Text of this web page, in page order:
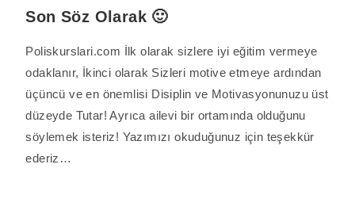
Son Söz Olarak 🙂
Poliskurslari.com İlk olarak sizlere iyi eğitim vermeye
odaklanır, İkinci olarak Sizleri motive etmeye ardından
üçüncü ve en önemlisi Disiplin ve Motivasyonunuzu üst
düzeyde Tutar! Ayrıca ailevi bir ortamında olduğunu
söylemek isteriz! Yazımızı okuduğunuz için teşekkür
ederiz…